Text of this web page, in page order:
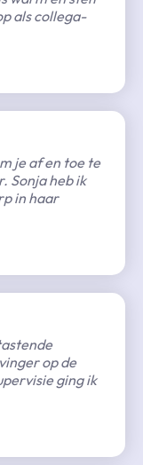
als collega-
je af en toe te
Sonja heb ik
in haar
op de
ging ik
bij een
je klanten